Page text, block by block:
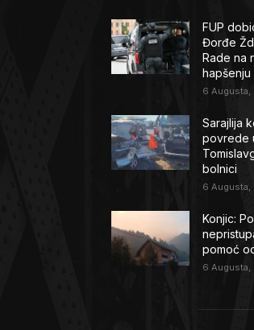
FUP
Đorđe
Rade na
hapšenju
6 Augusta,
Sarajlija
povrede
bolnici
6 Augusta,
Konjic:
pomoć
6 Augusta,